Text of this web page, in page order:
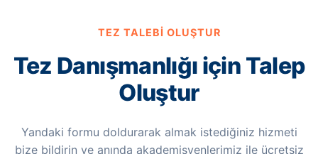
TEZ TALEBI OLUŞTUR
Tez Danışmanlığı için Talep
Oluştur
Yandaki formu doldurarak almak istediğiniz hizmeti
bize bildirin ve anında akademisyenlerimiz ile ücretsiz